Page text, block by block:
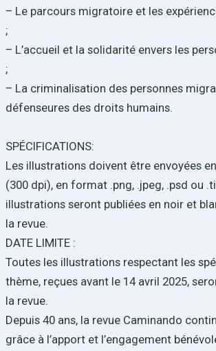
– Le parcours migratoire et les
;
– L’accueil et la solidarité envers les
;
– La criminalisation des personnes
défenseures des droits humains.
SPÉCIFICATIONS:
Les illustrations doivent être envoyées
(300 dpi), en format .png, .jpeg, .psd ou
illustrations seront publiées en noir et
la revue.
DATE LIMITE :
Toutes les illustrations respectant les
thème, reçues avant le 14 avril 2025,
la revue.
Depuis 40 ans, la revue Caminando
grâce à l’apport et l’engagement